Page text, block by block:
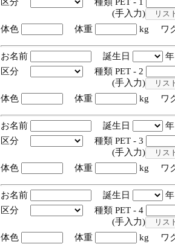
(手入力)
体色
体重 kg ワ
お名前 誕生日
区分
種類 PET - 2
(手入力)
体色
体重 kg ワ
お名前 誕生日
区分
種類 PET - 3
(手入力)
体色
体重 kg ワ
お名前 誕生日
区分
種類 PET - 4
(手入力)
体色
体重 kg ワ